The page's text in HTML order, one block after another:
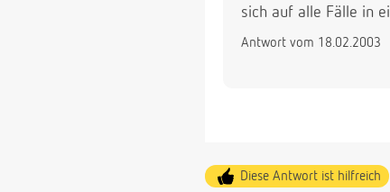
sich auf alle Fälle in
Antwort vom 18.02.2003
Diese Antwort ist hilfreich